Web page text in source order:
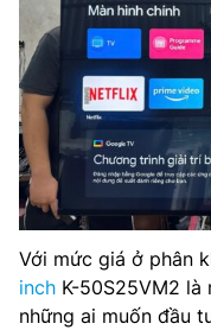
Với mức giá ở phân
inch K-50S25VM2
những ai muốn đầu